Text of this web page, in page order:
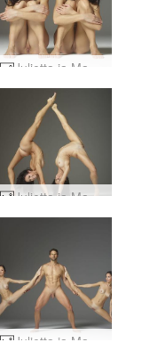
Julietta ja Magdalena vääntäjät #35